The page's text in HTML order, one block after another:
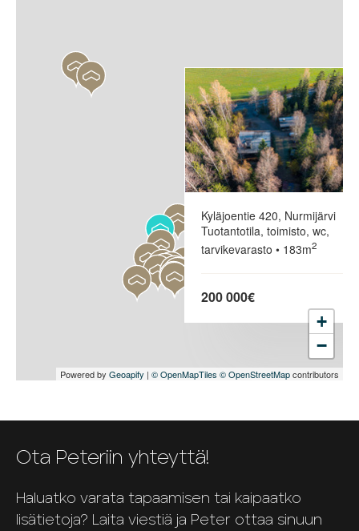
Kyläjoentie 420, Nurmijärvi
Tuotantotila, toimisto, wc,
tarvikevarasto • 183m2
200 000€
+
−
Powered by Geoapify | © OpenMapTiles © OpenStreetMapcontributors
Ota Peteriin yhteyttä!
Haluatko varata tapaamisen tai kaipaatko
lisätietoja? Laita viestiä ja Peter ottaa sinuun